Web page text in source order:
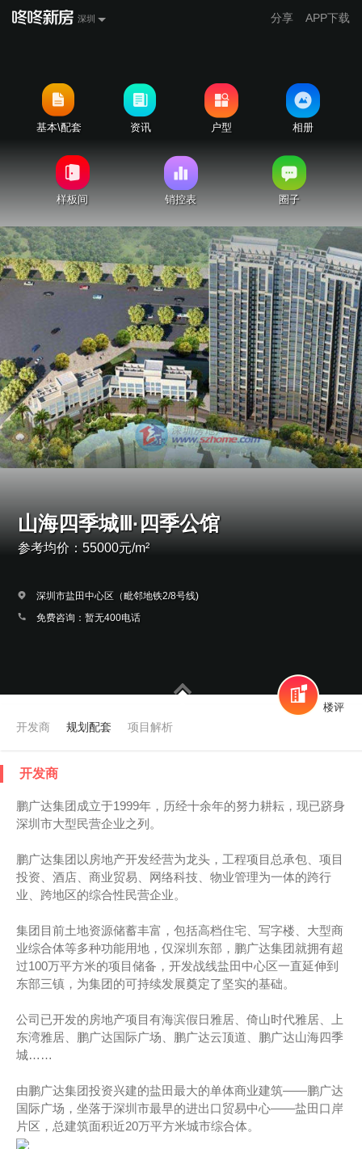
深圳 分享 APP下载
基本\配套 资讯 户型 相册
样板间 销控表 圈子
山海四季城Ⅲ·四季公馆
参考均价：55000元/m²
深圳市盐田中心区（毗邻地铁2/8号线)
免费咨询：暂无400电话
楼评
开发商 规划配套 项目解析
开发商
鹏广达集团成立于1999年，历经十余年的努力耕耘，现已跻身
深圳市大型民营企业之列。
鹏广达集团以房地产开发经营为龙头，工程项目总承包、项目
投资、酒店、商业贸易、网络科技、物业管理为一体的跨行
业、跨地区的综合性民营企业。
集团目前土地资源储蓄丰富，包括高档住宅、写字楼、大型商
业综合体等多种功能用地，仅深圳东部，鹏广达集团就拥有超
过100万平方米的项目储备，开发战线盐田中心区一直延伸到
东部三镇，为集团的可持续发展奠定了坚实的基础。
公司已开发的房地产项目有海滨假日雅居、倚山时代雅居、上
东湾雅居、鹏广达国际广场、鹏广达云顶道、鹏广达山海四季
城……
由鹏广达集团投资兴建的盐田最大的单体商业建筑——鹏广达
国际广场，坐落于深圳市最早的进出口贸易中心——盐田口岸
片区，总建筑面积近20万平方米城市综合体。